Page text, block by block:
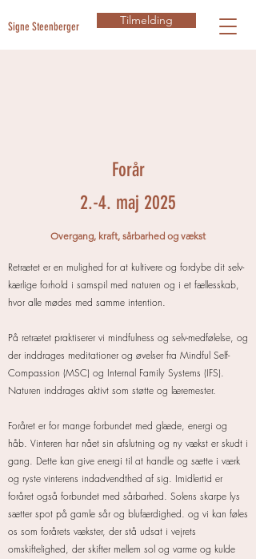
Tilmelding
Signe Steenberger
Forår
2.-4. maj 2025
Overgang, kraft, sårbarhed og vækst
Retrætet er en mulighed for at kultivere og fordybe dit selv-
kærlige forhold i samspil med naturen og i et fællesskab,
hvor alle mødes med samme intention.
På retrætet praktiserer vi mindfulness og selv-medfølelse, og
der inddrages meditationer og øvelser fra Mindful Self-
Compassion (MSC) og Internal Family Systems (IFS).
Naturen inddrages aktivt som støtte og læremester.
Foråret er for mange forbundet med glæde, energi og
håb. Vinteren har nået sin afslutning og ny vækst er skudt i
gang. Dette kan give energi til at handle og sætte i værk
og ryste vinterens indadvendthed af sig. Imidlertid er
foråret også forbundet med sårbarhed. Solens skarpe lys
sætter spot på gamle sår og blufærdighed. og vi kan føles
os som forårets vækster, der stå udsat i vejrets
omskiftelighed, der skifter mellem sol og varme og kulde